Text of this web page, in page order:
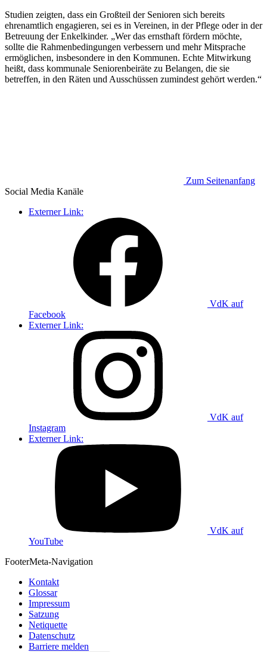
Studien zeigten, dass ein Großteil der Senioren sich bereits
ehrenamtlich engagieren, sei es in Vereinen, in der Pflege oder in der
Betreuung der Enkelkinder. „Wer das ernsthaft fördern möchte,
sollte die Rahmenbedingungen verbessern und mehr Mitsprache
ermöglichen, insbesondere in den Kommunen. Echte Mitwirkung
heißt, dass kommunale Seniorenbeiräte zu Belangen, die sie
betreffen, in den Räten und Ausschüssen zumindest gehört werden.“
Zum Seitenanfang
Social Media Kanäle
Externer Link:
VdK auf
Facebook
Externer Link:
VdK auf
Instagram
Externer Link:
VdK auf
YouTube
FooterMeta-Navigation
Kontakt
Glossar
Impressum
Satzung
Netiquette
Datenschutz
Barriere melden